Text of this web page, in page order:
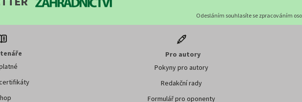
Odesláním souhlasíte se zpracováním
Pro autory
Pokyny pro autory
Redakční rady
Formulář pro oponenty